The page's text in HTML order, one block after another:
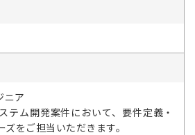
ニア
テム開発案件において、要件定義・
をご担当いただきます。